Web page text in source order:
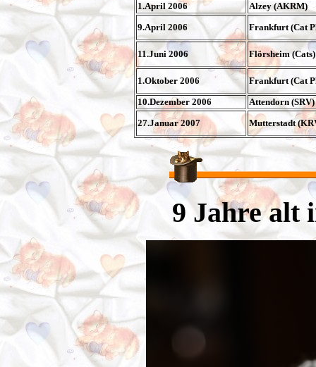
1.April 2006
Alzey (AKRM)
9.April 2006
Frankfurt (Cat
11.Juni 2006 Flörsheim (Cats)
1.Oktober 2006
Frankfurt (Cat
10.Dezember 2006
Attendorn (SRV)
27.Januar 2007
Mutterstadt
9 Jahre alt